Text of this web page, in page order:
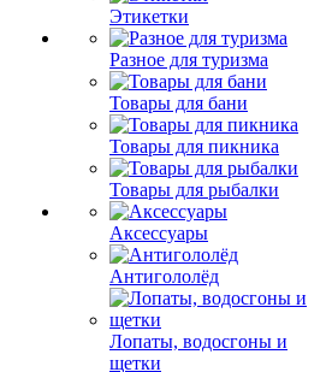
Этикетки
Разное для туризма
Товары для бани
Товары для пикника
Товары для рыбалки
Аксессуары
Антигололёд
Лопаты, водосгоны и
щетки